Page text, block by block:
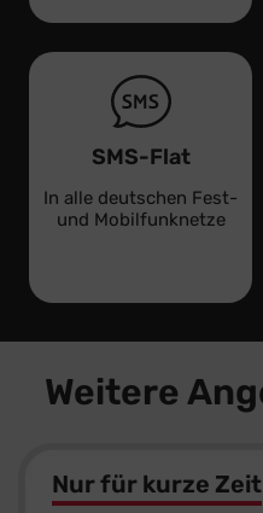
SMS-Flat
In alle deutschen Fest-
und Mobilfunknetze
Weitere
Nur für kurze Zeit